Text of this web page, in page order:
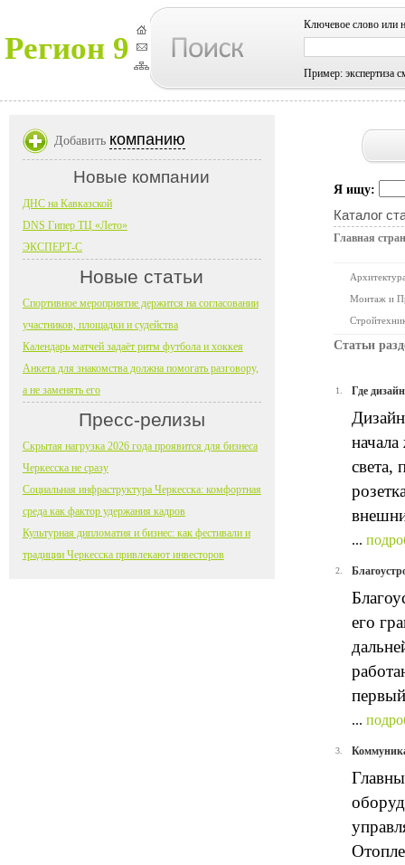
Регион 9
Ключевое слово или
Пример: экспертиза
Я ищу:
Каталог
Главная
Монтаж и
Статьи
1. Где
света,
...
2.
его
...
3.
Добавить компанию
Новые компании
ДНС на Кавказской
DNS Гипер ТЦ «Лето»
ЭКСПЕРТ-С
Новые статьи
Спортивное мероприятие держится на согласовании
участников, площадки и судейства
Календарь матчей задаёт ритм футбола и хоккея
Анкета для знакомства должна помогать разговору,
а не заменять его
Пресс-релизы
Скрытая нагрузка 2026 года проявится для бизнеса
Черкесска не сразу
Социальная инфраструктура Черкесска: комфортная
среда как фактор удержания кадров
Культурная дипломатия и бизнес: как фестивали и
традиции Черкесска привлекают инвесторов